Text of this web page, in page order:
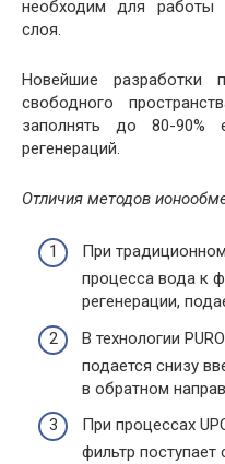
необходим для работы
слоя.
Новейшие разработки
свободного
заполнять до 80-90%
регенераций.
Отличия методов
При
процесса вода к
регенерации,
В технологии
подается снизу
в обратном
При процессах
фильтр поступает